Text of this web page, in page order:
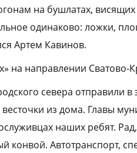
на бушлатах, висящих
одинаково: ложки,
Артем Кавинов.
на направлении Сватово-
севера отправили в
из дома. Главы
наших ребят.
конвой. Автотранспорт,